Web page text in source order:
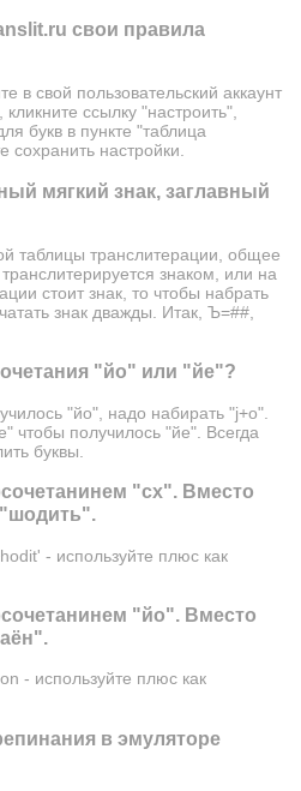
свои правила
в свой пользовательский аккаунт
ссылку "настроить",
букв в пункте "таблица
сохранить настройки.
мягкий знак, заглавный
таблицы транслитерации, общее
знаком, или на
стоит знак, то чтобы набрать
знак дважды. Итак, Ъ=##,
"йо" или "йе"?
"йо", надо набирать "j+o".
чтобы получилось "йе". Всегда
буквы.
"сх". Вместо
- используйте плюс как
"йо". Вместо
- используйте плюс как
в эмуляторе